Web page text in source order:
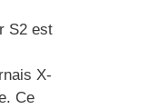
S2 est
X-
Ce